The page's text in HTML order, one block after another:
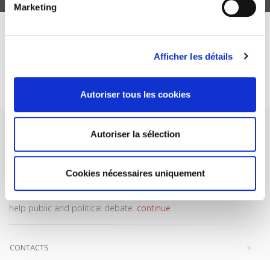
Marketing
Afficher les détails
Autoriser tous les cookies
Autoriser la sélection
Cookies nécessaires uniquement
Subscribe today
SCIENCES PO UNIVERSITY PRESS has a threefold role: to publish
original research, to edit reference works for student use, and to
help public and political debate. continue
CONTACTS